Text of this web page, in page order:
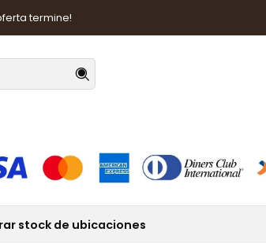
termine!
Sol Lentes de Sol Hawkers Long Island
de Sol Hawkers Long
stock de ubicaciones